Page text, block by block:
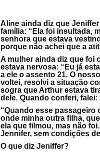
Aline ainda diz que
família: “Ela foi insultada,
senhora que estava
porque não achei que a
A mulher ainda diz que foi
estava nervosa: “Eu já
a ele o assento 21. O
voltei, resolvi a situação
sogra que Arthur estava
dele. Quando conferi, falei:
“Quando esse passageiro
onde minha outra filha,
ela que filmou, mas não
Jennifer, sem condições
O que diz Jeniffer?